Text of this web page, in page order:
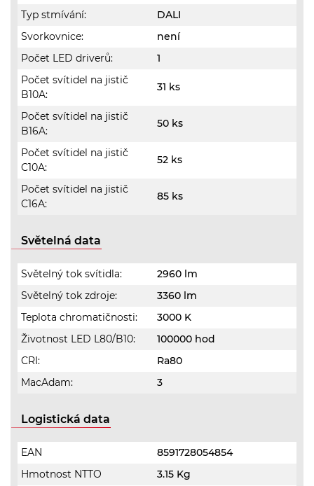
Typ stmívání:
DALI
Svorkovnice:
není
Počet LED driverů:
1
Počet svítidel na jistič
B10A:
31 ks
Počet svítidel na jistič
B16A:
50 ks
Počet svítidel na jistič
C10A:
52 ks
Počet svítidel na jistič
C16A:
85 ks
Světelná data
Světelný tok svítidla:
2960 lm
Světelný tok zdroje:
3360 lm
Teplota chromatičnosti:
3000 K
Životnost LED L80/B10:
100000 hod
CRI:
Ra80
MacAdam:
3
Logistická data
EAN
8591728054854
Hmotnost NTTO
3.15 Kg